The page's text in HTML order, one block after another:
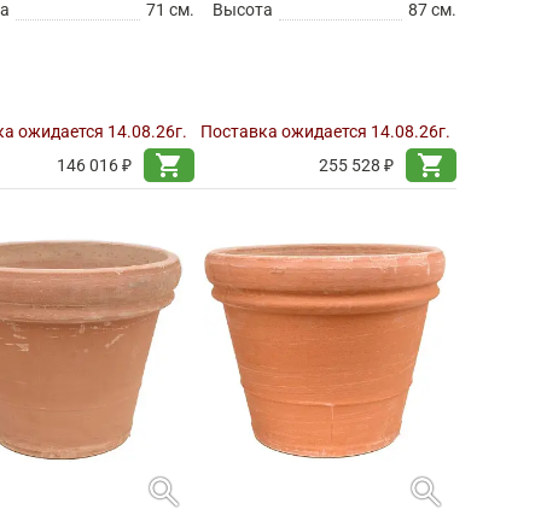
71 см.
ожидается 14.08.26г.
146 016 ₽
shopping_cart
Высота 87 см.
Поставка ожидается 14.08.26г.
255 528 ₽
shopping_cart
search search